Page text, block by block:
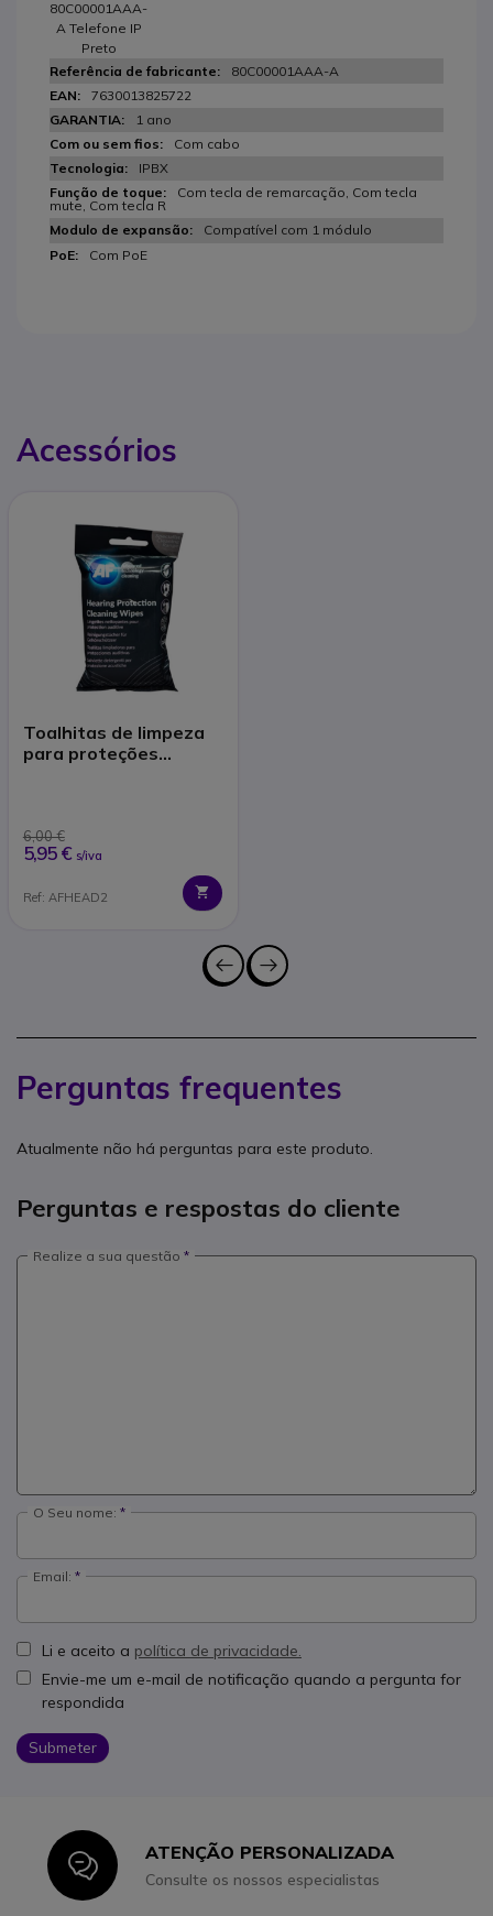
80C00001AAA-
A Telefone IP
Preto
80C00001AAA-A
7630013825722
1 ano
Com cabo
IPBX
Com tecla de remarcação, Com tecla
mute, Com tecla R
Compatível com 1 módulo
Com PoE
Acessórios
Toalhitas de limpeza
para proteções
6,00 €
5,95 € s/iva
Ref: AFHEAD2
Perguntas frequentes
Atualmente não há perguntas para este produto.
Perguntas e respostas do cliente
Realize a sua questão
O Seu nome:
Email:
Li e aceito a política de privacidade.
Envie-me um e-mail de notificação quando a pergunta for
respondida
Submeter
IconATENÇÃO PERSONALIZADA
Consulte os nossos especialistas